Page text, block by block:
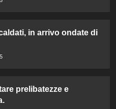
in arrivo ondate di
prelibatezze e